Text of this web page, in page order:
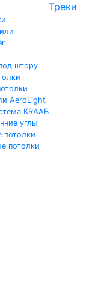
штору
AeroLight
KRAAB
углы
потолки
потолки
Треки